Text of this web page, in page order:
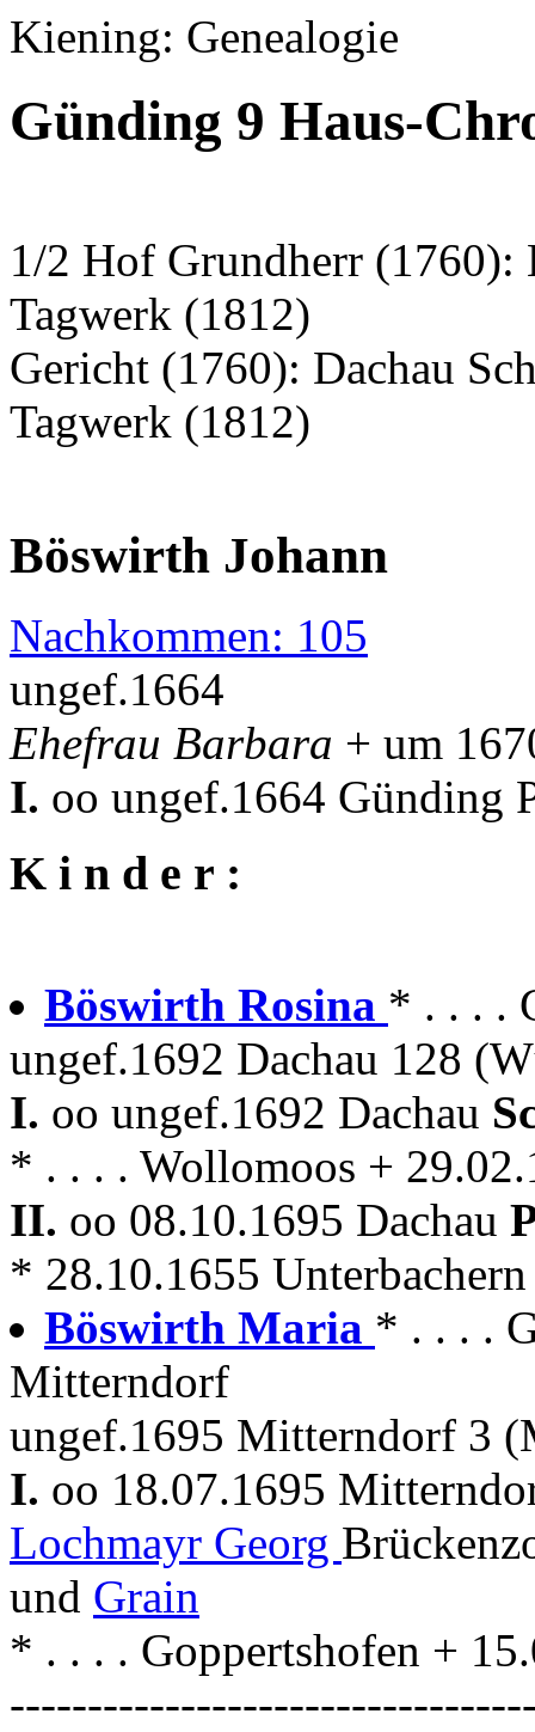
Kiening: Genealogie
Günding 9 Haus-
1/2 Hof Grundherr (1760):
Tagwerk (1812)
Gericht (1760): Dachau
Tagwerk (1812)
Böswirth Johann
Nachkommen: 105
ungef.1664
Ehefrau Barbara + um
I. oo ungef.1664 Günding
K i n d e r :
Böswirth Rosina * . . . .
ungef.1692 Dachau 128
I. oo ungef.1692 Dachau
* . . . . Wollomoos +
II. oo 08.10.1695 Dachau
* 28.10.1655
Böswirth Maria * . . . .
Mitterndorf
ungef.1695 Mitterndorf 3
I. oo 18.07.1695
Lochmayr Georg
und Grain
* . . . . Goppertshofen +